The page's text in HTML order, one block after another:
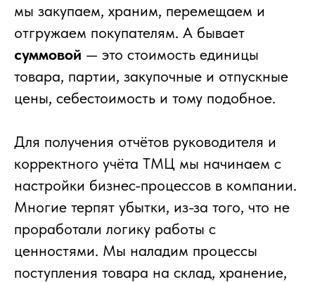
мы закупаем, храним, перемещаем и
отгружаем покупателям. А бывает
суммовой — это стоимость единицы
товара, партии, закупочные и отпускные
цены, себестоимость и тому подобное.
Для получения отчётов руководителя и
корректного учёта ТМЦ мы начинаем с
настройки бизнес-процессов в компании.
Многие терпят убытки, из-за того, что не
проработали логику работы с
ценностями. Мы наладим процессы
поступления товара на склад, хранение,